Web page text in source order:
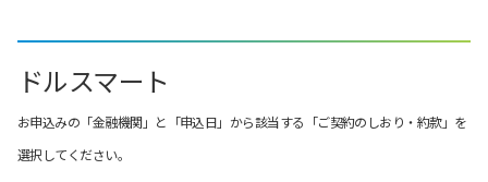
ドルスマート
お申込みの「金融機関」と「申込日」から該当する「ご契約のしおり・約款」を
選択してください。